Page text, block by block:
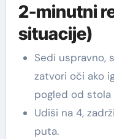
2-minutni
situacije)
Sedi uspravno,
zatvori oči ako
pogled od stola
Udiši na 4,
puta.